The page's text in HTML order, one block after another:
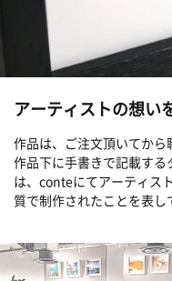
アーティストの想い
作品は、ご注文頂いてから
作品下に手書きで記載す
は、conteにてアーティス
質で制作されたことを表し